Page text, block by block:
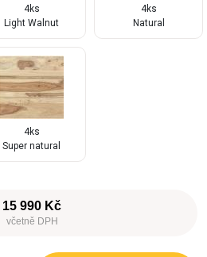
4ks
Light Walnut
4ks
Natural
4ks
Super natural
15 990 Kč
včetně DPH